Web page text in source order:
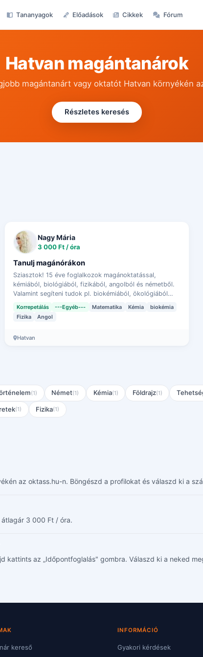
Tananyagok Előadások Cikkek Fórum
Hatvan magántanárok
magántanárt vagy oktatót Hatvan környékén
Részletes keresés
Nagy Mária
3 000 Ft / óra
Tanulj magánórákon
Sziasztok! 15 éve foglalkozok magánoktatással,
kémiából, biológiából, fizikából, angolból és németből.
Valamint segíteni tudok pl. biokémiából, ökológiából
vagy a kapcsolódó tantárgyakhoz. Általános …
Korrepetálás ---Egyéb--- Matematika Kémia
biokémia
Fizika
Angol
Hatvan
(1) Német(1) Kémia(1) Földrajz(1)
(1) Fizika(1)
az oktass.hu-n. Böngészd a profilokat és válaszd ki a
3 000 Ft / óra.
kattints az „Időpontfoglalás" gombra. Válaszd ki a neked
kereső
INFORMÁCIÓ
Gyakori kérdések